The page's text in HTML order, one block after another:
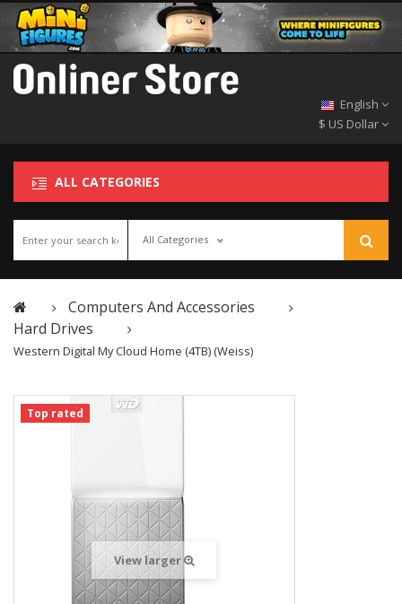
English
$ US Dollar
ALL CATEGORIES
All Categories
Computers And Accessories
Hard Drives
Western Digital My Cloud Home (4TB) (weiss)
Top rated
View larger